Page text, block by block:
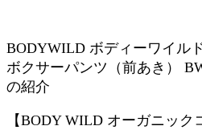
BODYWILD ボディーワイル
ボクサーパンツ（前あき）
の紹介
【BODY WILD オーガニック